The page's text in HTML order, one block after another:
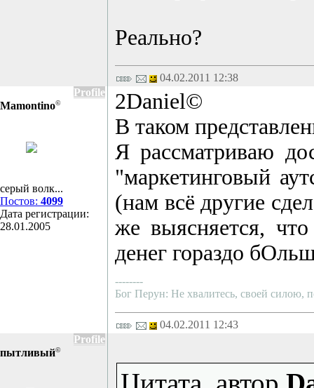
Реально?
04.02.2011 12:38
Profile
Mamontino©
серый волк...
Постов: 4099
Дата регистрации:
28.01.2005
2Daniel©
В таком
Я рассматриваю
"маркетинговый
(нам всё другие
же выясняется,
денег гораздо
--------
Бог Перун: Не хвалитесь, своей силою,
04.02.2011 12:43
Profile
пытливый©